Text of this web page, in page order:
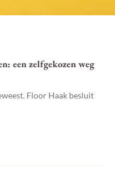
een zelfgekozen weg
Floor Haak besluit